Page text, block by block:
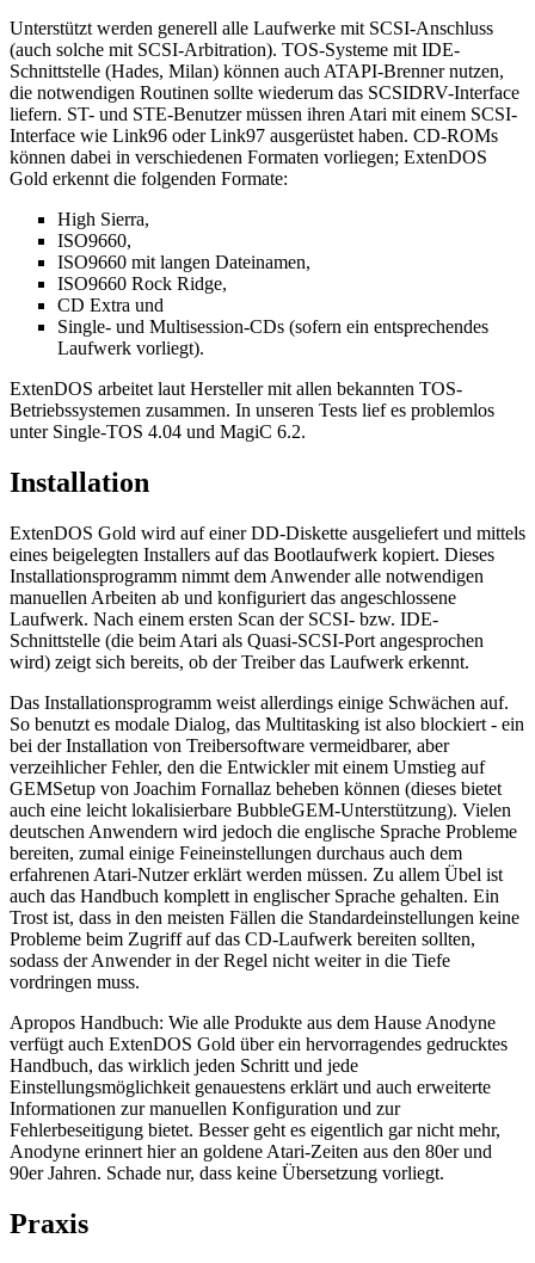
Unterstützt werden generell alle Laufwerke mit SCSI-Anschluss
(auch solche mit SCSI-Arbitration). TOS-Systeme mit IDE-
Schnittstelle (Hades, Milan) können auch ATAPI-Brenner nutzen,
die notwendigen Routinen sollte wiederum das SCSIDRV-Interface
liefern. ST- und STE-Benutzer müssen ihren Atari mit einem SCSI-
Interface wie Link96 oder Link97 ausgerüstet haben. CD-ROMs
können dabei in verschiedenen Formaten vorliegen; ExtenDOS
Gold erkennt die folgenden Formate:
High Sierra,
ISO9660,
ISO9660 mit langen Dateinamen,
ISO9660 Rock Ridge,
CD Extra und
Single- und Multisession-CDs (sofern ein entsprechendes
Laufwerk vorliegt).
ExtenDOS arbeitet laut Hersteller mit allen bekannten TOS-
Betriebssystemen zusammen. In unseren Tests lief es problemlos
unter Single-TOS 4.04 und MagiC 6.2.
Installation
ExtenDOS Gold wird auf einer DD-Diskette ausgeliefert und mittels
eines beigelegten Installers auf das Bootlaufwerk kopiert. Dieses
Installationsprogramm nimmt dem Anwender alle notwendigen
manuellen Arbeiten ab und konfiguriert das angeschlossene
Laufwerk. Nach einem ersten Scan der SCSI- bzw. IDE-
Schnittstelle (die beim Atari als Quasi-SCSI-Port angesprochen
wird) zeigt sich bereits, ob der Treiber das Laufwerk erkennt.
Das Installationsprogramm weist allerdings einige Schwächen auf.
So benutzt es modale Dialog, das Multitasking ist also blockiert - ein
bei der Installation von Treibersoftware vermeidbarer, aber
verzeihlicher Fehler, den die Entwickler mit einem Umstieg auf
GEMSetup von Joachim Fornallaz beheben können (dieses bietet
auch eine leicht lokalisierbare BubbleGEM-Unterstützung). Vielen
deutschen Anwendern wird jedoch die englische Sprache Probleme
bereiten, zumal einige Feineinstellungen durchaus auch dem
erfahrenen Atari-Nutzer erklärt werden müssen. Zu allem Übel ist
auch das Handbuch komplett in englischer Sprache gehalten. Ein
Trost ist, dass in den meisten Fällen die Standardeinstellungen keine
Probleme beim Zugriff auf das CD-Laufwerk bereiten sollten,
sodass der Anwender in der Regel nicht weiter in die Tiefe
vordringen muss.
Apropos Handbuch: Wie alle Produkte aus dem Hause Anodyne
verfügt auch ExtenDOS Gold über ein hervorragendes gedrucktes
Handbuch, das wirklich jeden Schritt und jede
Einstellungsmöglichkeit genauestens erklärt und auch erweiterte
Informationen zur manuellen Konfiguration und zur
Fehlerbeseitigung bietet. Besser geht es eigentlich gar nicht mehr,
Anodyne erinnert hier an goldene Atari-Zeiten aus den 80er und
90er Jahren. Schade nur, dass keine Übersetzung vorliegt.
Praxis